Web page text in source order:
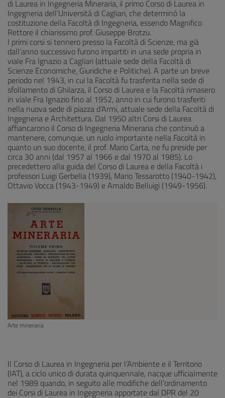
di Laurea in Ingegneria Mineraria, il primo Corso di Laurea in
Ingegneria dell’Università di Cagliari, che determinò la
costituzione della Facoltà di Ingegneria, essendo Magnifico
Rettore il chiarissimo prof. Giuseppe Brotzu.
I primi corsi si tennero presso la Facoltà di Scienze, ma già
dall’anno successivo furono impartiti in una sede propria in
viale Fra Ignazio a Cagliari (attuale sede della Facoltà di
Scienze Economiche, Giuridiche e Politiche). A parte un breve
periodo nel 1943, in cui la Facoltà fu trasferita nella sede di
sfollamento di Ghilarza, il Corso di Laurea e la Facoltà rimasero
in viale Fra Ignazio fino al 1952, anno in cui furono trasferiti
nella nuova sede di piazza d’Armi, attuale sede della Facoltà di
Ingegneria e Architettura. Dal 1950 altri Corsi di Laurea
affiancarono il Corso di Ingegneria Mineraria che continuò a
mantenere, comunque, un ruolo importante nella Facoltà in
quanto un suo docente, il prof. Mario Carta, ne fu preside per
circa 30 anni (dal 1957 al 1966 e dal 1970 al 1985). Lo
precedettero alla guida del Corso di Laurea e della Facoltà i
professori Luigi Gerbella (1939), Mario Tessarotto (1940-1942),
Ottavio Vocca (1943-1949) e Arnaldo Belluigi (1949-1956).
Arte mineraria
Il Corso di Laurea in Ingegneria per l’Ambiente e il Territorio
(IAT), a ciclo unico di durata quinquennale, nacque ufficialmente
nel 1989 quando, in seguito alle modifiche dell’ordinamento
dei Corsi di Laurea in Ingegneria apportate dal DPR del 20